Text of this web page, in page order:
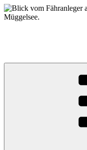
Zum
Inhalt